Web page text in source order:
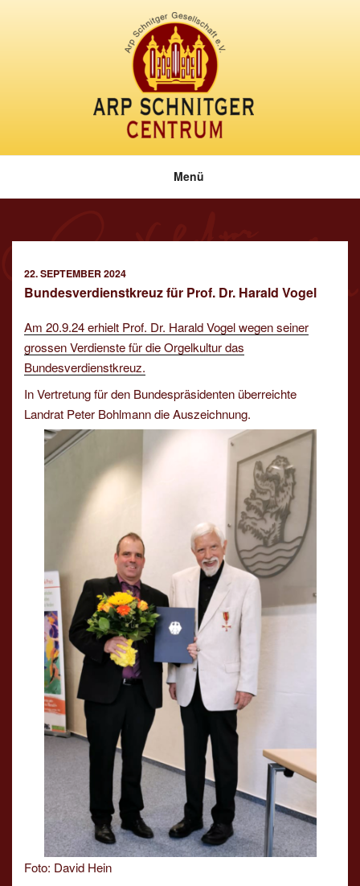
Menü
VERÖFFENTLICHT
AM
22. SEPTEMBER 2024
Bundesverdienstkreuz für Prof. Dr. Harald Vogel
Am 20.9.24 erhielt Prof. Dr. Harald Vogel wegen seiner
grossen Verdienste für die Orgelkultur das
Bundesverdienstkreuz.
In Vertretung für den Bundespräsidenten überreichte
Landrat Peter Bohlmann die Auszeichnung.
Foto: David Hein